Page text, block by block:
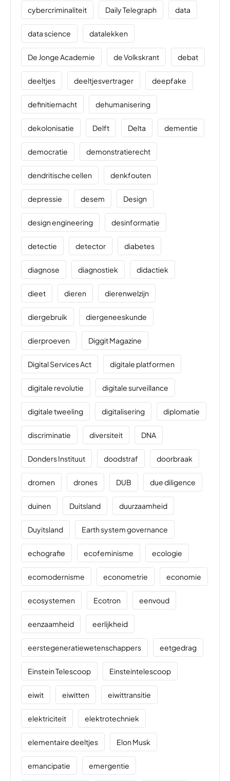
cybercriminaliteit Daily Telegraph data
data science datalekken
De Jonge Academie de Volkskrant debat
deeltjes deeltjesvertrager deepfake
definitiemacht dehumanisering
dekolonisatie Delft Delta dementie
democratie demonstratierecht
dendritische cellen denkfouten
depressie desem Design
design engineering desinformatie
detectie detector diabetes
diagnose diagnostiek didactiek
dieet dieren dierenwelzijn
diergebruik diergeneeskunde
dierproeven Diggit Magazine
Digital Services Act digitale platformen
digitale revolutie digitale surveillance
digitale tweeling digitalisering diplomatie
discriminatie diversiteit DNA
Donders Instituut doodstraf doorbraak
dromen drones DUB due diligence
duinen Duitsland duurzaamheid
Duyitsland Earth system governance
echografie ecofeminisme ecologie
ecomodernisme econometrie economie
ecosystemen Ecotron eenvoud
eenzaamheid eerlijkheid
eerstegeneratiewetenschappers eetgedrag
Einstein Telescoop Einsteintelescoop
eiwit eiwitten eiwittransitie
elektriciteit elektrotechniek
elementaire deeltjes Elon Musk
emancipatie emergentie